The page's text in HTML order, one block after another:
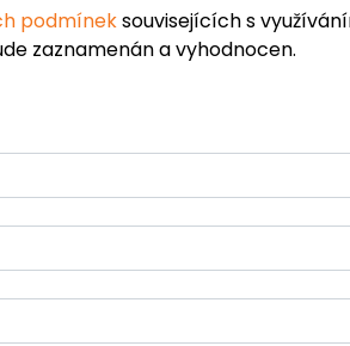
podmíneksouvisejících s
zaznamenán a vyhodnocen.